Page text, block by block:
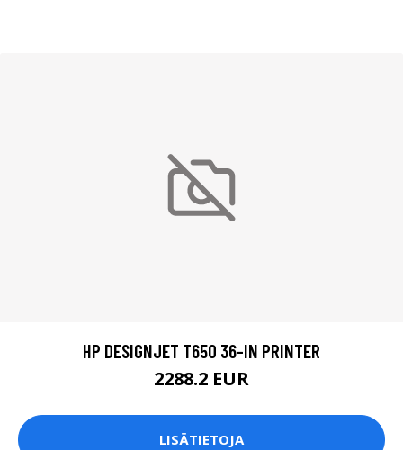
HP DESIGNJET T650 36-IN PRINTER
2288.2 EUR
LISÄTIETOJA